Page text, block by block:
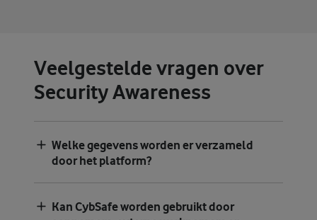
Veelgestelde vragen over
Security Awareness
Welke gegevens worden er verzameld
door het platform?
Kan CybSafe worden gebruikt door